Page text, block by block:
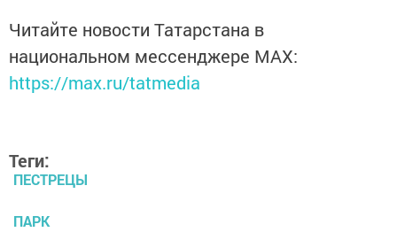
Читайте новости Татарстана в
национальном мессенджере MАХ:
https://max.ru/tatmedia
Теги:
ПЕСТРЕЦЫ
ПАРК